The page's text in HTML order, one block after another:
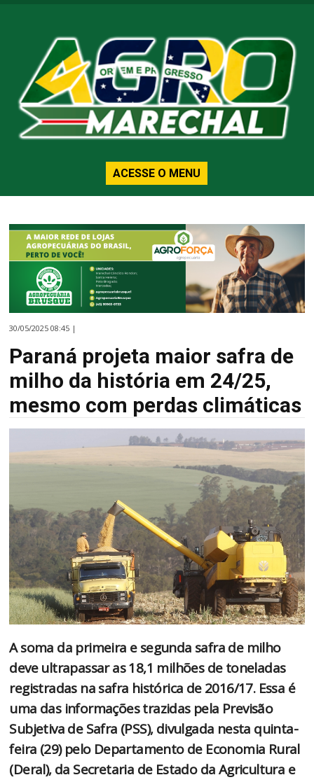
ACESSE O MENU
30/05/2025 08:45 |
Paraná projeta maior safra de
milho da história em 24/25,
mesmo com perdas climáticas
A soma da primeira e segunda safra de milho
deve ultrapassar as 18,1 milhões de toneladas
registradas na safra histórica de 2016/17. Essa é
uma das informações trazidas pela Previsão
Subjetiva de Safra (PSS), divulgada nesta quinta-
feira (29) pelo Departamento de Economia Rural
(Deral), da Secretaria de Estado da Agricultura e